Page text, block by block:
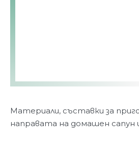
Материали, съставки за
направата на домашен сапун